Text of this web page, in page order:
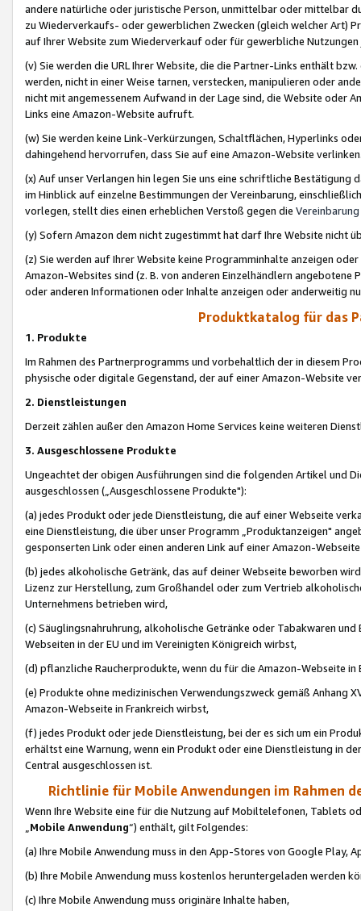
andere natürliche oder juristische Person, unmittelbar oder mittelbar
zu Wiederverkaufs- oder gewerblichen Zwecken (gleich welcher Art)
auf Ihrer Website zum Wiederverkauf oder für gewerbliche
(v) Sie werden die URL Ihrer Website, die die Partner-Links enthält
werden, nicht in einer Weise tarnen, verstecken, manipulieren oder
nicht mit angemessenem Aufwand in der Lage sind, die Website oder
Links eine Amazon-Website aufruft.
(w) Sie werden keine Link-Verkürzungen, Schaltflächen, Hyperlinks
dahingehend hervorrufen, dass Sie auf eine Amazon-Website
(x) Auf unser Verlangen hin legen Sie uns eine schriftliche
im Hinblick auf einzelne Bestimmungen der Vereinbarung,
vorlegen, stellt dies einen erheblichen Verstoß gegen die Vereinbarung
(y) Sofern Amazon dem nicht zugestimmt hat darf Ihre Website nicht
(z) Sie werden auf Ihrer Website keine Programminhalte anzeigen
Amazon-Websites sind (z. B. von anderen Einzelhändlern
oder anderen Informationen oder Inhalte anzeigen oder anderweitig
Produktkatalog für das
1. Produkte
Im Rahmen des Partnerprogramms und vorbehaltlich der in diesem
physische oder digitale Gegenstand, der auf einer Amazon-Website
2. Dienstleistungen
Derzeit zählen außer den Amazon Home Services keine weiteren
3. Ausgeschlossene Produkte
Ungeachtet der obigen Ausführungen sind die folgenden Artikel und
ausgeschlossen („Ausgeschlossene Produkte"):
(a) jedes Produkt oder jede Dienstleistung, die auf einer Webseite
eine Dienstleistung, die über unser Programm „Produktanzeigen"
gesponserten Link oder einen anderen Link auf einer Amazon-
(b) jedes alkoholische Getränk, das auf deiner Webseite beworben
Lizenz zur Herstellung, zum Großhandel oder zum Vertrieb
Unternehmens betrieben wird,
(c) Säuglingsnahruhrung, alkoholische Getränke oder Tabakwaren
Webseiten in der EU und im Vereinigten Königreich wirbst,
(d) pflanzliche Raucherprodukte, wenn du für die Amazon-Webseite in
(e) Produkte ohne medizinischen Verwendungszweck gemäß Anhang
Amazon-Webseite in Frankreich wirbst,
(f) jedes Produkt oder jede Dienstleistung, bei der es sich um ein
erhältst eine Warnung, wenn ein Produkt oder eine Dienstleistung in
Central ausgeschlossen ist.
Richtlinie für Mobile Anwendungen im Rahmen
Wenn Ihre Website eine für die Nutzung auf Mobiltelefonen, Tablets
„Mobile Anwendung“) enthält, gilt Folgendes:
(a) Ihre Mobile Anwendung muss in den App-Stores von Google Play,
(b) Ihre Mobile Anwendung muss kostenlos heruntergeladen werden
(c) Ihre Mobile Anwendung muss originäre Inhalte haben,